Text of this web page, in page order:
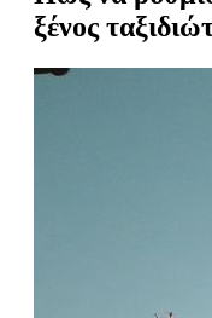
ξένος